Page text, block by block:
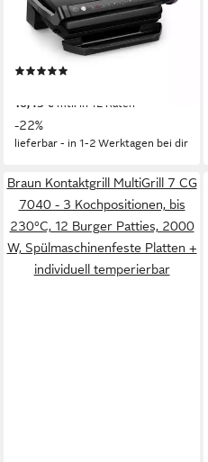
2000 W
Leistung
39,5 x 43 x 33 cm
B/H/T
Gewicht
16,43 € mtl. in 12 Raten
-22%
lieferbar - in 1-2 Werktagen bei dir
Braun Kontaktgrill MultiGrill 7 CG
7040 - 3 Kochpositionen, bis
230°C, 12 Burger Patties, 2000
W, Spülmaschinenfeste Platten +
individuell temperierbar